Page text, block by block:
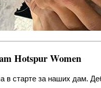
Hotspur Women
в старте за наших дам.